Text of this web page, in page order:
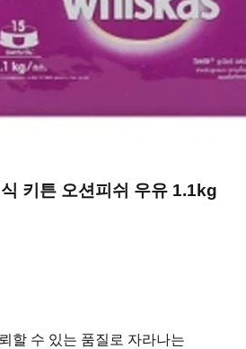
키튼 오션피쉬 우유 1.1kg
할 수 있는 품질로 자라나는